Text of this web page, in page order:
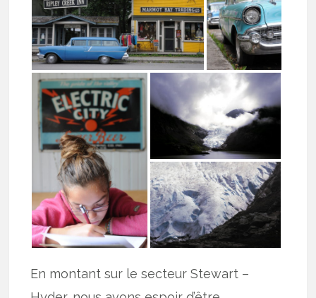
En montant sur le secteur Stewart –